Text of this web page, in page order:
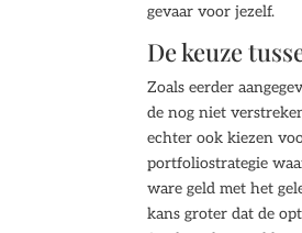
gevaar voor jezelf.
De keuze
Zoals eerder
de nog niet
echter ook kiezen
portfoliostrategie
ware geld met het
kans groter dat de